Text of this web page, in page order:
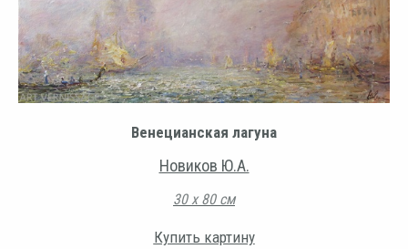
Венецианская лагуна
Новиков Ю.А.
30 х 80 см
Купить картину